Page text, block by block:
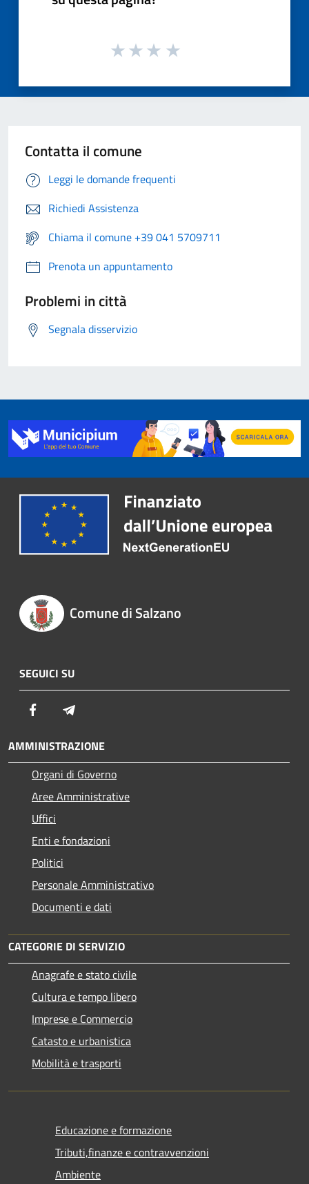
Contatta il comune
Leggi le domande frequenti
Richiedi Assistenza
Chiama il comune +39 041 5709711
Prenota un appuntamento
Problemi in città
Segnala disservizio
Comune di Salzano
SEGUICI SU
Facebook
AMMINISTRAZIONE
Organi di Governo
Aree Amministrative
Uffici
Enti e fondazioni
Politici
Personale Amministrativo
Documenti e dati
CATEGORIE DI SERVIZIO
Anagrafe e stato civile
Cultura e tempo libero
Imprese e Commercio
Catasto e urbanistica
Mobilità e trasporti
Educazione e formazione
Tributi,finanze e contravvenzioni
Ambiente